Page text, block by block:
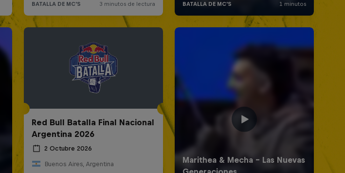
Red Bull Batalla Final Nacional
Argentina 2026
2 Octubre 2026
Buenos Aires, Argentina